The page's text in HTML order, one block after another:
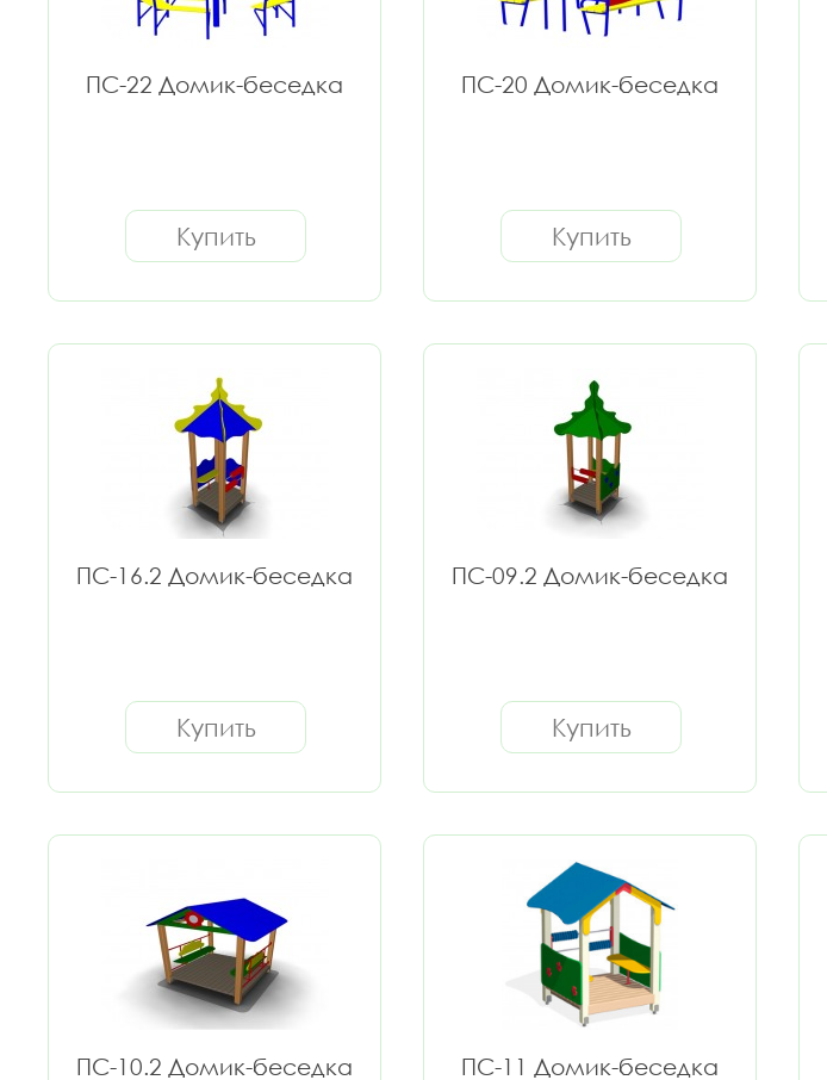
ПС-22 Домик-беседка
Купить
ПС-20 Домик-беседка
Купить
ПС-16.2 Домик-беседка
Купить
ПС-09.2 Домик-беседка
Купить
ПС-10.2 Домик-беседка ПС-11 Домик-беседка